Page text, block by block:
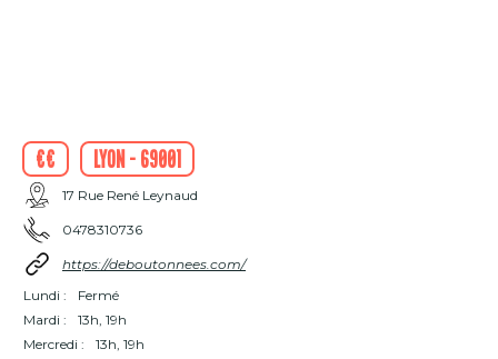
€€ Lyon - 69001
17 Rue René Leynaud
0478310736
https://deboutonnees.com/
Lundi :
Fermé
Mardi :
13h, 19h
Mercredi :
13h, 19h